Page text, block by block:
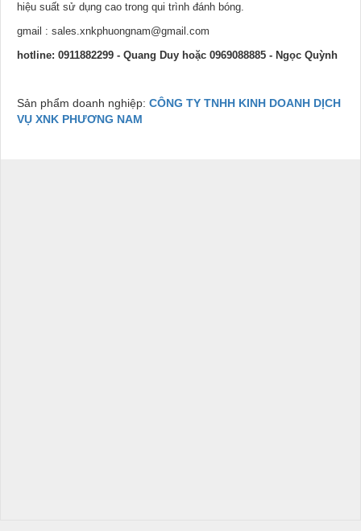
hiệu suất sử dụng cao trong qui trình đánh bóng.
gmail : sales.xnkphuongnam@gmail.com
hotline: 0911882299 - Quang Duy hoặc 0969088885 - Ngọc Quỳnh
Sản phẩm doanh nghiệp: CÔNG TY TNHH KINH DOANH DỊCH
VỤ XNK PHƯƠNG NAM